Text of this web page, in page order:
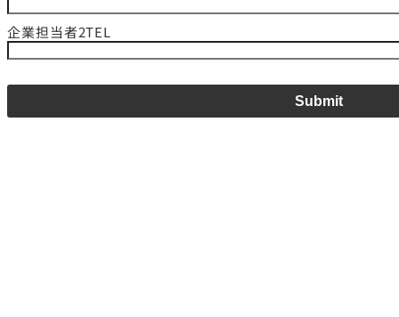
企業担当者2TEL
Submit